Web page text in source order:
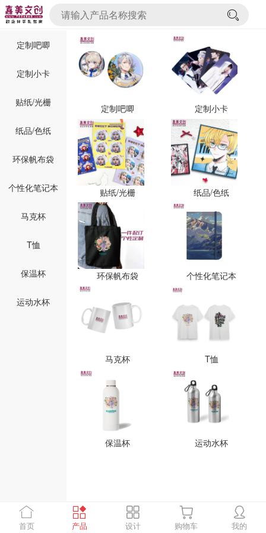
定制吧唧
定制小卡
贴纸/光栅
纸品/色纸
环保帆布袋
个性化笔记本
马克杯
T恤
保温杯
运动水杯
定制吧唧 定制小卡
贴纸/光栅 纸品/色纸
环保帆布袋 个性化笔记本
马克杯 T恤
保温杯 运动水杯
首页 产品 设计 购物车 我的